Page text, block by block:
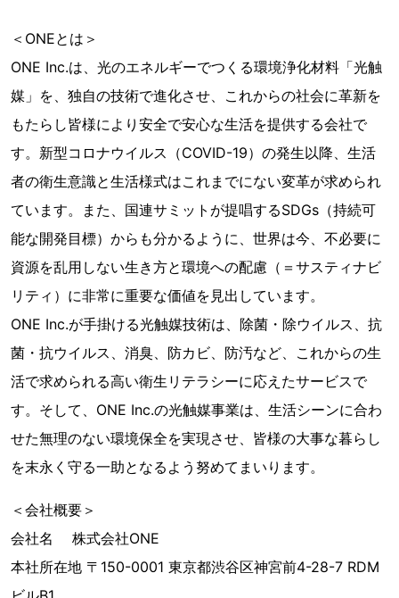
＜ONEとは＞
ONE Inc.は、光のエネルギーでつくる環境浄化材料「光触
媒」を、独自の技術で進化させ、これからの社会に革新を
もたらし皆様により安全で安心な生活を提供する会社で
す。新型コロナウイルス（COVID-19）の発生以降、生活
者の衛生意識と生活様式はこれまでにない変革が求められ
ています。また、国連サミットが提唱するSDGs（持続可
能な開発目標）からも分かるように、世界は今、不必要に
資源を乱用しない生き方と環境への配慮（＝サスティナビ
リティ）に非常に重要な価値を見出しています。
ONE Inc.が手掛ける光触媒技術は、除菌・除ウイルス、抗
菌・抗ウイルス、消臭、防カビ、防汚など、これからの生
活で求められる高い衛生リテラシーに応えたサービスで
す。そして、ONE Inc.の光触媒事業は、生活シーンに合わ
せた無理のない環境保全を実現させ、皆様の大事な暮らし
を末永く守る一助となるよう努めてまいります。
＜会社概要＞
会社名 株式会社ONE
本社所在地 〒150-0001 東京都渋谷区神宮前4-28-7 RDM